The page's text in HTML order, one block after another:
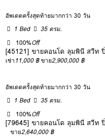
อัพเดตครั้งสุดท้ายมากกว่า 30 วัน
1 Bed
35 ตรม.
100%Off
[45121] ขายคอนโด ลุมพินี สวีท
เช่า11,000 ฿ ขาย2,900,000 ฿
อัพเดตครั้งสุดท้ายมากกว่า 30 วัน
1 Bed
35 ตรม.
100%Off
[79645] ขายคอนโด ลุมพินี สวีท
ขาย2,640,000 ฿